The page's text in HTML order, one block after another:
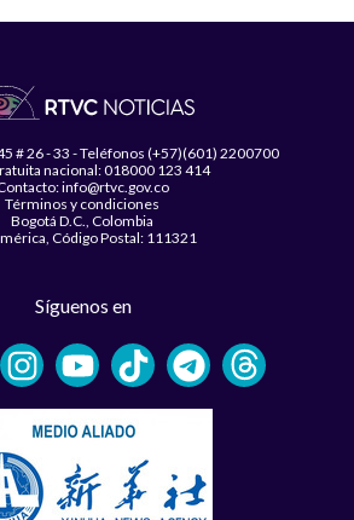
# 26 - 33 - Teléfonos (+57)(601) 2200700
nacional: 018000 123 414
info@rtvc.gov.co
Términos y condiciones
Bogotá D.C., Colombia
Código Postal: 111321
Síguenos en